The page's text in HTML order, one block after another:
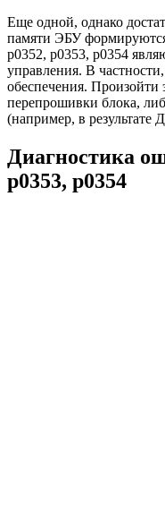
Еще одной, однако
памяти ЭБУ
р0352, р0353, р0354
управления. В
обеспечения. Произойти
перепрошивки блока,
(например, в результате
Диагностика
p0353, p0354